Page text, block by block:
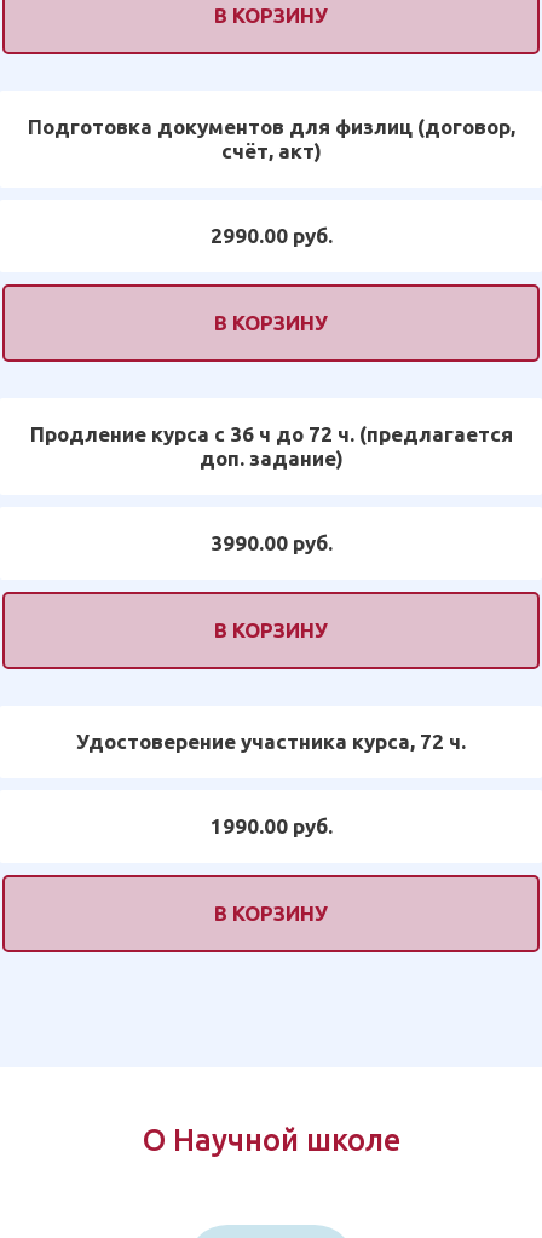
В КОРЗИНУ
Подготовка документов для физлиц (договор,
счёт, акт)
2990.00 руб.
В КОРЗИНУ
Продление курса с 36 ч до 72 ч. (предлагается
доп. задание)
3990.00 руб.
В КОРЗИНУ
Удостоверение участника курса, 72 ч.
1990.00 руб.
В КОРЗИНУ
О Научной школе